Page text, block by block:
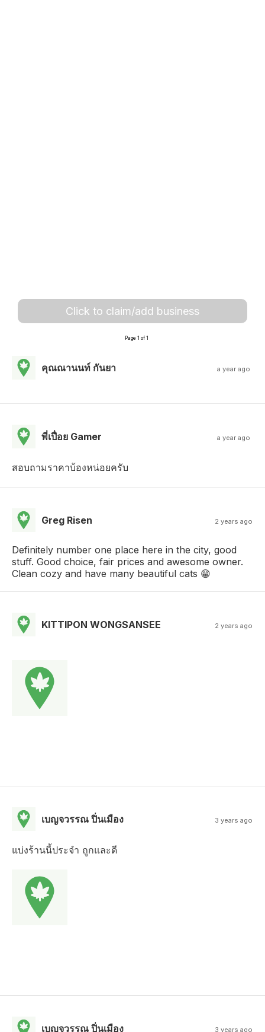
Click to claim/add business
Page 1 of 1
คุณณานนท์ กันยา a year ago
พี่เปื่อย Gamer a year ago
สอบถามราคาบ้องหน่อยครับ
Greg Risen 2 years ago
Definitely number one place here in the city, good
stuff. Good choice, fair prices and awesome owner.
Clean cozy and have many beautiful cats 😁
KITTIPON WONGSANSEE 2 years ago
เบญจวรรณ ปิ่นเมือง 3 years ago
แบ่งร้านนี้ประจำ ถูกและดี
เบญจวรรณ ปิ่นเมือง 3 years ago